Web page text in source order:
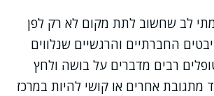
לב שחשוב לתת מקום לא רק לפן
החברתיים והרגשיים שנלווים
רבים מדברים על בושה ולחץ
אחרים או קושי להיות במרכז